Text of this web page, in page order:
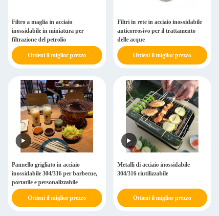
Filtro a maglia in acciaio
inossidabile in miniatura per
filtrazione del petrolio
Ottieni il miglior prezzo
Filtri in rete in acciaio inossidabile
anticorrosivo per il trattamento
delle acque
Ottieni il miglior prezzo
Pannello grigliato in acciaio
inossidabile 304/316 per barbecue,
portatile e personalizzabile
Ottieni il miglior prezzo
Metalli di acciaio inossidabile
304/316 riutilizzabile
Ottieni il miglior prezzo